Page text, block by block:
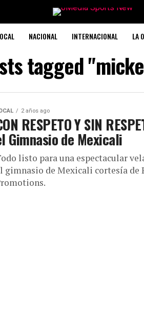
NACIONAL INTERNACIONAL LA
tagged
2 años ago
RESPETO Y SIN
Gimnasio de Mexicali
listo para una espectacular
gimnasio de Mexicali cortesía de